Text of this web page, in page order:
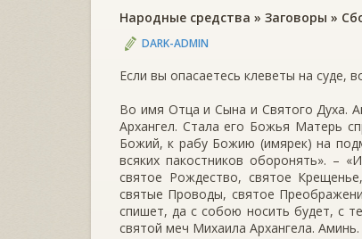
Народные средства » Заговоры »
DARK-ADMIN
Если вы опасаетесь клеветы на суде,
Во имя Отца и Сына и Святого Духа.
Архангел. Стала его Божья Матерь
Божий, к рабу Божию (имярек) на
всяких пакостников оборонять». –
святое Рождество, святое
святые Проводы, святое
спишет, да с собою носить будет, с
святой меч Михаила Архангела. Аминь.